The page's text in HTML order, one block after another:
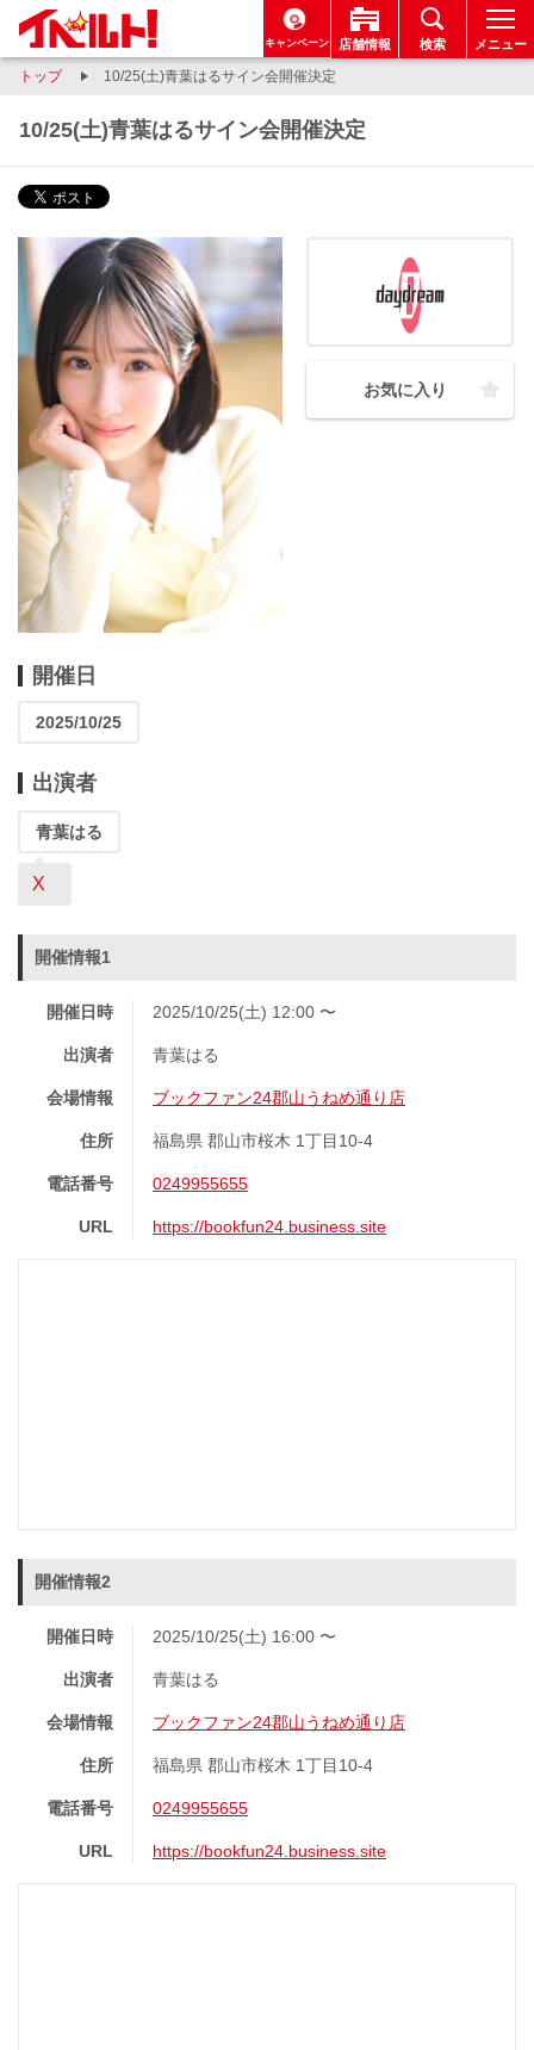
キャンペーン 店舗情報 検索 メニュー
トップ 10/25(土)青葉はるサイン会開催決定
10/25(土)青葉はるサイン会開催決定
お気に入り
開催日
2025/10/25
出演者
青葉はる
X
開催情報1
開催日時 2025/10/25(土) 12:00 〜
出演者 青葉はる
会場情報 ブックファン24郡山うねめ通り店
住所 福島県 郡山市桜木 1丁目10-4
電話番号 0249955655
URL https://bookfun24.business.site
開催情報2
開催日時 2025/10/25(土) 16:00 〜
出演者 青葉はる
会場情報 ブックファン24郡山うねめ通り店
住所 福島県 郡山市桜木 1丁目10-4
電話番号 0249955655
URL https://bookfun24.business.site